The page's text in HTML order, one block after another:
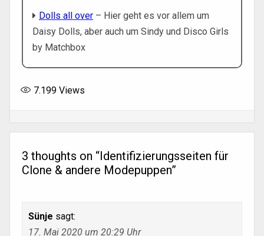
Dolls all over – Hier geht es vor allem um
Daisy Dolls, aber auch um Sindy und Disco Girls
by Matchbox
7.199 Views
3 thoughts on “Identifizierungsseiten für
Clone & andere Modepuppen”
Sünje sagt:
17. Mai 2020 um 20:29 Uhr